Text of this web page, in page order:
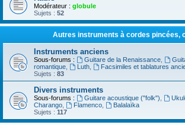
Modérateur : globule
Sujets : 52
Autres instruments à cordes pincées,
Instruments anciens
Sous-forums : Guitare de la Renaissance,
romantique
Luth,
Facsimiles et tablatures
Sujets : 83
Divers instruments
Sous-forums : Guitare acoustique ("folk")
Charango
Flamenco,
Balalaïka
Sujets : 117